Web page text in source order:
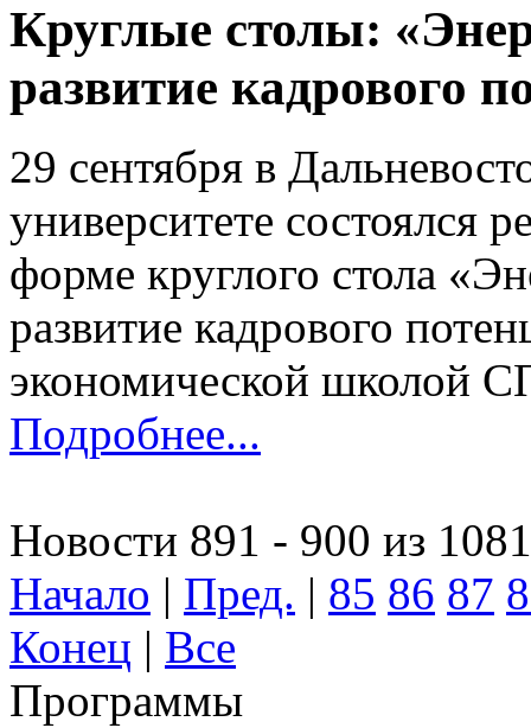
Круглые столы:
развитие кадрового
29 сентября в
университете состоялся
форме круглого стола
развитие кадрового
экономической школой
Подробнее...
Новости 891 - 900 из 1081
Начало | Пред. | 85 86 87
Конец | Все
Программы